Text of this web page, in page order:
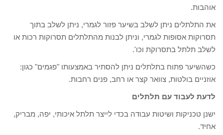
אוהבות.
את התלתלים ניתן לשלב בשיער פזור לגמרי, ניתן לשלב בתוך
תסרוקות אסופות לגמרי, וניתן לבנות מהתלתלים תסרוקות רכות או
לשלב תלתל בתסרוקת וכו'.
כשהשיער פתוח בתלתלים ניתן להסתיר באמצעותו "פגמים" כגון:
אוזניים בולטות, צוואר קצר או רחב, פנים רחבות.
לדעת לעבוד עם תלתלים
ישנן טכניקות ושיטות עבודה בכדי לייצר תלתל איכותי, יפה, מבריק,
אחיד.